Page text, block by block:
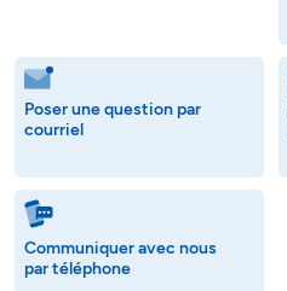
Poser une question par
courriel
Communiquer avec nous
par téléphone